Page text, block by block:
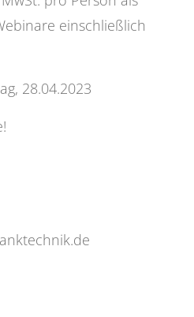
einschließlich
28.04.2023